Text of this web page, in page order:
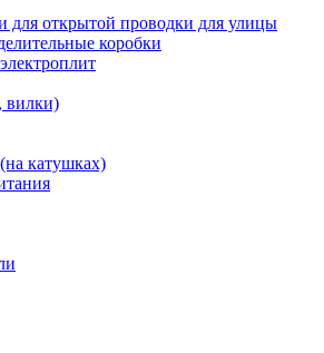
для открытой проводки для улицы
коробки
вилки)
катушках)